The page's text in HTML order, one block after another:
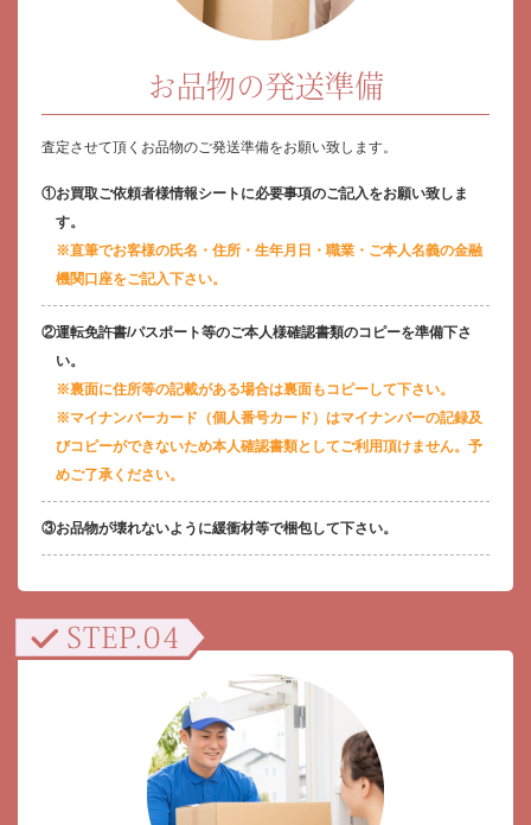
お品物の発送準備
査定させて頂くお品物のご発送準備をお願い致します。
お買取ご依頼者様情報シートに必要事項のご記入をお願い致しま
す。
※直筆でお客様の氏名・住所・生年月日・職業・ご本人名義の金融
機関口座をご記入下さい。
運転免許書/パスポート等のご本人様確認書類のコピーを準備下さ
い。
※裏面に住所等の記載がある場合は裏面もコピーして下さい。
※マイナンバーカード（個人番号カード）はマイナンバーの記録及
びコピーができないため本人確認書類としてご利用頂けません。予
めご了承ください。
お品物が壊れないように緩衝材等で梱包して下さい。